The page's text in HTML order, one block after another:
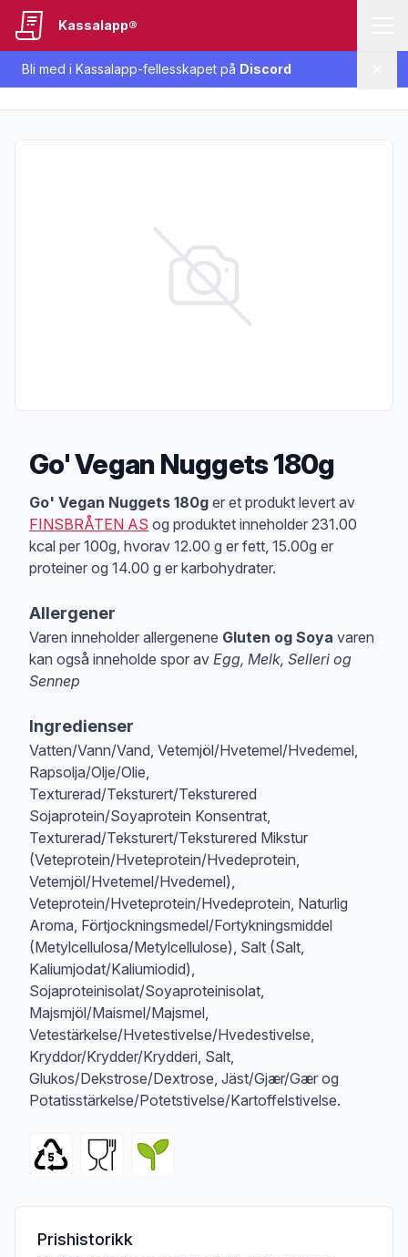
Bli med i Kassalapp-fellesskapet på Discord
Kassalapp®
Go' Vegan Nuggets 180g
Produktbeskrivelse
Go' Vegan Nuggets 180g er et produkt levert av
FINSBRÅTEN AS og produktet inneholder 231.00
kcal per 100g, hvorav 12.00 g er fett, 15.00g er
proteiner og 14.00 g er karbohydrater.
Allergener
Varen inneholder allergenene Gluten og Soya varen
kan også inneholde spor av Egg, Melk, Selleri og
Sennep
Ingredienser
Vatten/Vann/Vand, Vetemjöl/Hvetemel/Hvedemel,
Rapsolja/Olje/Olie,
Texturerad/Teksturert/Teksturered
Sojaprotein/Soyaprotein Konsentrat,
Texturerad/Teksturert/Teksturered Mikstur
(Veteprotein/Hveteprotein/Hvedeprotein,
Vetemjöl/Hvetemel/Hvedemel),
Veteprotein/Hveteprotein/Hvedeprotein, Naturlig
Aroma, Förtjockningsmedel/Fortykningsmiddel
(Metylcellulosa/Metylcellulose), Salt (Salt,
Kaliumjodat/Kaliumiodid),
Sojaproteinisolat/Soyaproteinisolat,
Majsmjöl/Maismel/Majsmel,
Vetestärkelse/Hvetestivelse/Hvedestivelse,
Kryddor/Krydder/Krydderi, Salt,
Glukos/Dekstrose/Dextrose, Jäst/Gjær/Gær og
Potatisstärkelse/Potetstivelse/Kartoffelstivelse.
Prishistorikk